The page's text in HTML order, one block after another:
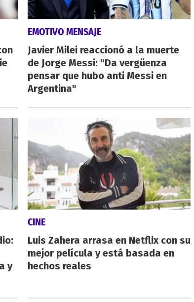
EMOTIVO MENSAJE
Javier Milei reaccionó a la muerte
de Jorge Messi: "Da vergüenza
pensar que hubo anti Messi en
Argentina"
y
CINE
Luis Zahera arrasa en Netflix con su
mejor película y está basada en
hechos reales